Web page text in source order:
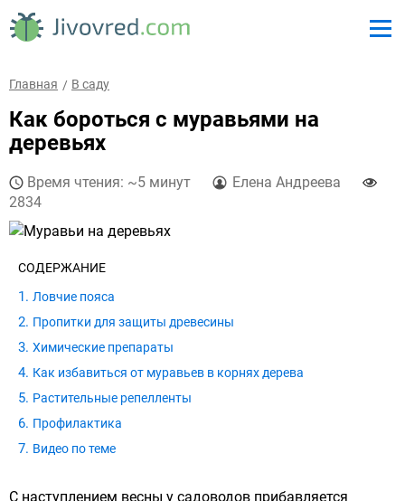
Главная В саду
Как бороться с муравьями на
деревьях
Время чтения: ~5 минут
Елена Андреева
2834
СОДЕРЖАНИЕ
Ловчие пояса
Пропитки для защиты древесины
Химические препараты
Как избавиться от муравьев в корнях дерева
Растительные репелленты
Профилактика
Видео по теме
С наступлением весны у садоводов прибавляется